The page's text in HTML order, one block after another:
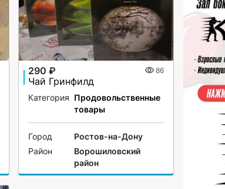
290 ₽ 86
Чай Гринфилд
Категория Продовольственные
товары
Город
Ростов-на-Дону
Район
Ворошиловский
район